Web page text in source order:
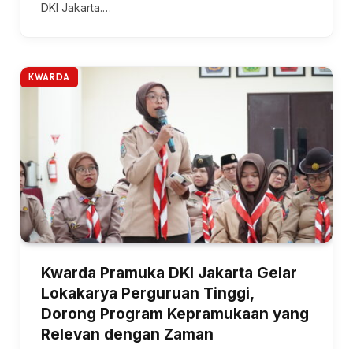
DKI Jakarta.…
KWARDA
Kwarda Pramuka DKI Jakarta Gelar
Lokakarya Perguruan Tinggi,
Dorong Program Kepramukaan yang
Relevan dengan Zaman